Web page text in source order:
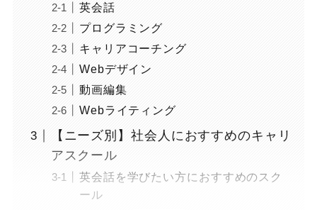
英会話
プログラミング
キャリアコーチング
Webデザイン
動画編集
Webライティング
【ニーズ別】社会人におすすめのキャリ
アスクール
英会話を学びたい方におすすめのスク
ール